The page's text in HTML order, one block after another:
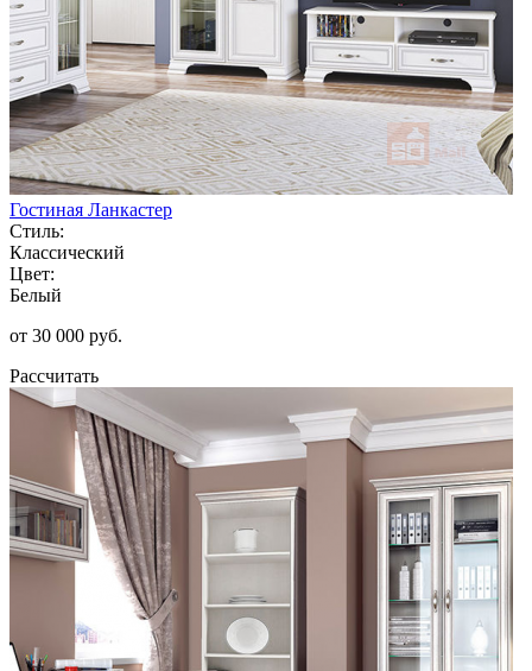
Гостиная Ланкастер
Стиль:
Классический
Цвет:
Белый
от 30 000 руб.
Рассчитать